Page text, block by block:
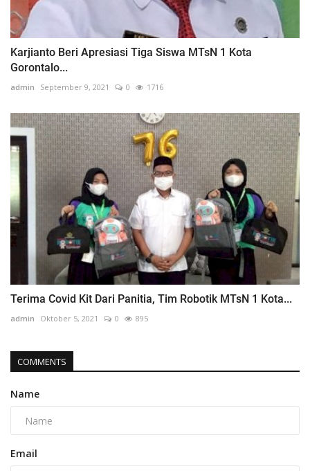
Karjianto Beri Apresiasi Tiga Siswa MTsN 1 Kota
Gorontalo...
admin September 9, 2021 0 1716
Terima Covid Kit Dari Panitia, Tim Robotik MTsN 1 Kota...
admin Oktober 5, 2021 0 895
COMMENTS
Name
Email